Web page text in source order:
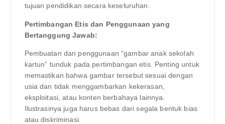
tujuan pendidikan secara keseluruhan.
Pertimbangan Etis dan Penggunaan yang
Bertanggung Jawab:
Pembuatan dan penggunaan “gambar anak sekolah
kartun” tunduk pada pertimbangan etis. Penting untuk
memastikan bahwa gambar tersebut sesuai dengan
usia dan tidak menggambarkan kekerasan,
eksploitasi, atau konten berbahaya lainnya.
Ilustrasinya juga harus bebas dari segala bentuk bias
atau diskriminasi.